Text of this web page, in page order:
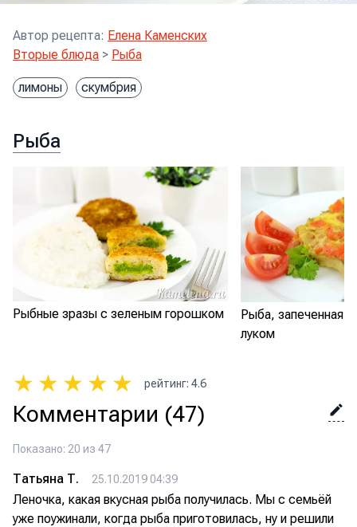
Автор рецепта: Елена Каменских
Вторые блюда > Рыба
лимоны скумбрия
Рыба
Рыбные зразы с зеленым горошком
Рыба, запеченная
луком
★ ★ ★ ★ ★ рейтинг: 4.6
Комментарии (47)
Показано: 20 из 47
Татьяна Т. 25.10.2019 04:39
Леночка, какая вкусная рыба получилась. Мы с семьёй
уже поужинали, когда рыба приготовилась, ну и решили